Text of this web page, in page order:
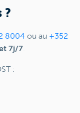
?
8004 ou au +352
7j/7
: